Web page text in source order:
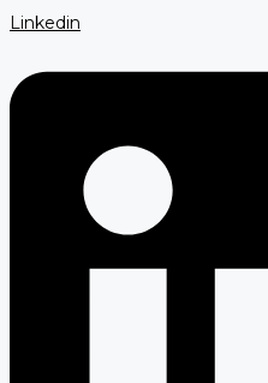
Linkedin